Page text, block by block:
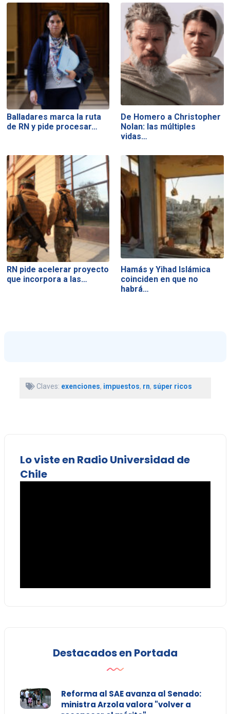
Balladares marca la ruta
de RN y pide procesar…
De Homero a Christopher
Nolan: las múltiples
vidas…
RN pide acelerar proyecto
que incorpora a las…
Hamás y Yihad Islámica
coinciden en que no
habrá…
Claves: exenciones, impuestos, rn, súper ricos
Lo viste en Radio Universidad de
Chile
Destacados en Portada
Reforma al SAE avanza al Senado:
ministra Arzola valora "volver a